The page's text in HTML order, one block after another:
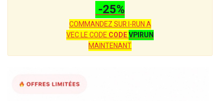
-25%
COMMANDEZ SUR I-RUN A
VEC LE CODECODEVPIRUN
MAINTENANT